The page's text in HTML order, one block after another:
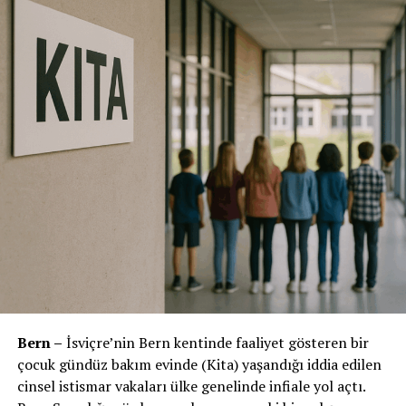
iletişime geçmeye çağırdı.
Yetkililer, saldırganın kimliğinin belirlenmesi ve
yakalanabilmesi için halktan gelecek her türlü bilginin
büyük önem taşıdığını vurguladı.
O Zaman Ne Olmuştu?
31 Temmuz akşamı Urtenen-Schönbühl’deki Eigerweg
üzerinde yürüyen bir kadın, arkasından yaklaşan bir
erkek tarafından saldırıya uğramıştı. Şüphelinin kadına
fiziksel temasta bulunduğu, mağdurun direnmesi üzerine
olay yerinden kaçtığı belirtilmişti. Kadın hafif yaralı
olarak kurtulmuş, hemen polise haber verilmişti.
Olayın ardından bölgede geniş çaplı birarama ve delil
toplama çalışması
kameralarını incelemeye almıştı. Ancak saldırganın
kimliği henüz tespit edilemedi.
Bern – İsviçre’nin Bern kentinde faaliyet gösteren bir
çocuk gündüz bakım evinde (Kita) yaşandığı iddia edilen
cinsel istismar vakaları ülke genelinde infiale yol açtı.